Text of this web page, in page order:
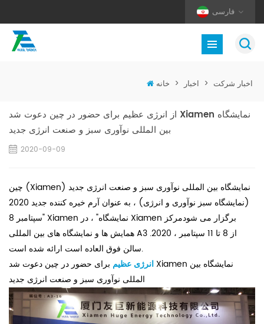
فارسی
خانه > اخبار > اخبار شرکت
از انرژی عظیم برای حضور در چین دعوت شد Xiamen نمایشگاه
بین المللی نوآوری سبز و صنعت انرژی جدید
2020-09-09
چین (Xiamen) نمایشگاه بین المللی نوآوری سبز و صنعت انرژی جدید
(نمایشگاه سبز نوآوری و انرژی) ، به عنوان آرم خیره کننده جدید 2020
"سپتامبر 8 Xiamen نمایشگاه" ، در Xiamen برگزار می شودمرکز
همایش ها و نمایشگاه های بین المللی A3 از 8 تا 11 سپتامبر ، 2020.
سالن فوق العاده است ارائه شده است.
انرژی عظیم برای حضور در چین دعوت شد Xiamen نمایشگاه بین
المللی نوآوری سبز و صنعت انرژی جدید